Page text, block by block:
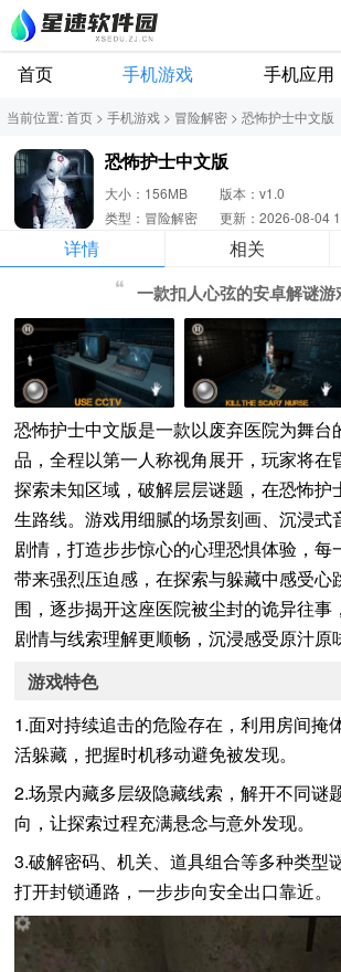
首页 手机游戏 手机应用
当前位置:首页 > 手机游戏 > 冒险解密 > 恐怖护士中文版
恐怖护士中文版
大小：156MB
版本：v1.0
类型：冒险解密
更新：2026-08-04
详情 相关
一款扣人心弦的安卓解谜游
恐怖护士中文版是一款以废弃医院为舞台
品，全程以第一人称视角展开，玩家将在
探索未知区域，破解层层谜题，在恐怖护
生路线。游戏用细腻的场景刻画、沉浸式
剧情，打造步步惊心的心理恐惧体验，每
带来强烈压迫感，在探索与躲藏中感受心
围，逐步揭开这座医院被尘封的诡异往事
剧情与线索理解更顺畅，沉浸感受原汁原
游戏特色
1.面对持续追击的危险存在，利用房间掩
活躲藏，把握时机移动避免被发现。
2.场景内藏多层级隐藏线索，解开不同谜
向，让探索过程充满悬念与意外发现。
3.破解密码、机关、道具组合等多种类型
打开封锁通路，一步步向安全出口靠近。